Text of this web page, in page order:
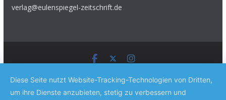
verlag@eulenspiegel-zeitschrift.de
Rechte vorbehalten.
Theme:ColorMag Provon ThemeGrill. Präsentiert von
Diese Seite nutzt Website-Tracking-Technologien von Dritten,
um ihre Dienste anzubieten, stetig zu verbessern und